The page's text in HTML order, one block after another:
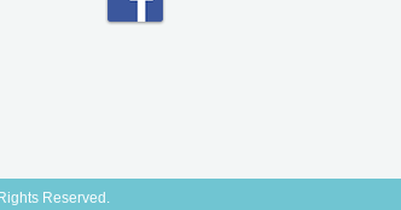
Reserved.